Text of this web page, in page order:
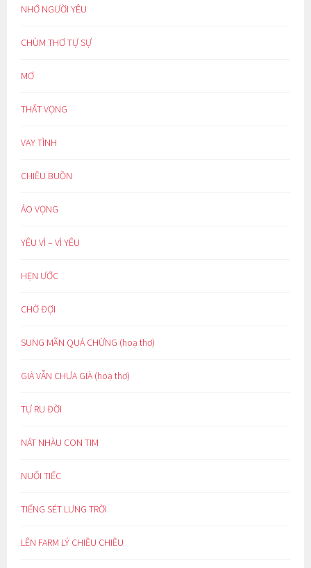
NHỚ NGƯỜI YÊU
CHÙM THƠ TỰ SỰ
MƠ
THẤT VỌNG
VAY TÌNH
CHIỀU BUỒN
ẢO VỌNG
YÊU VÌ – VÌ YÊU
HẸN ƯỚC
CHỜ ĐỢI
SUNG MÃN QUÁ CHỪNG (hoạ thơ)
GIÀ VẪN CHƯA GIÀ (hoạ thơ)
TỰ RU ĐỜI
NÁT NHÀU CON TIM
NUỐI TIẾC
TIẾNG SÉT LƯNG TRỜI
LÊN FARM LÝ CHIỀU CHIỀU